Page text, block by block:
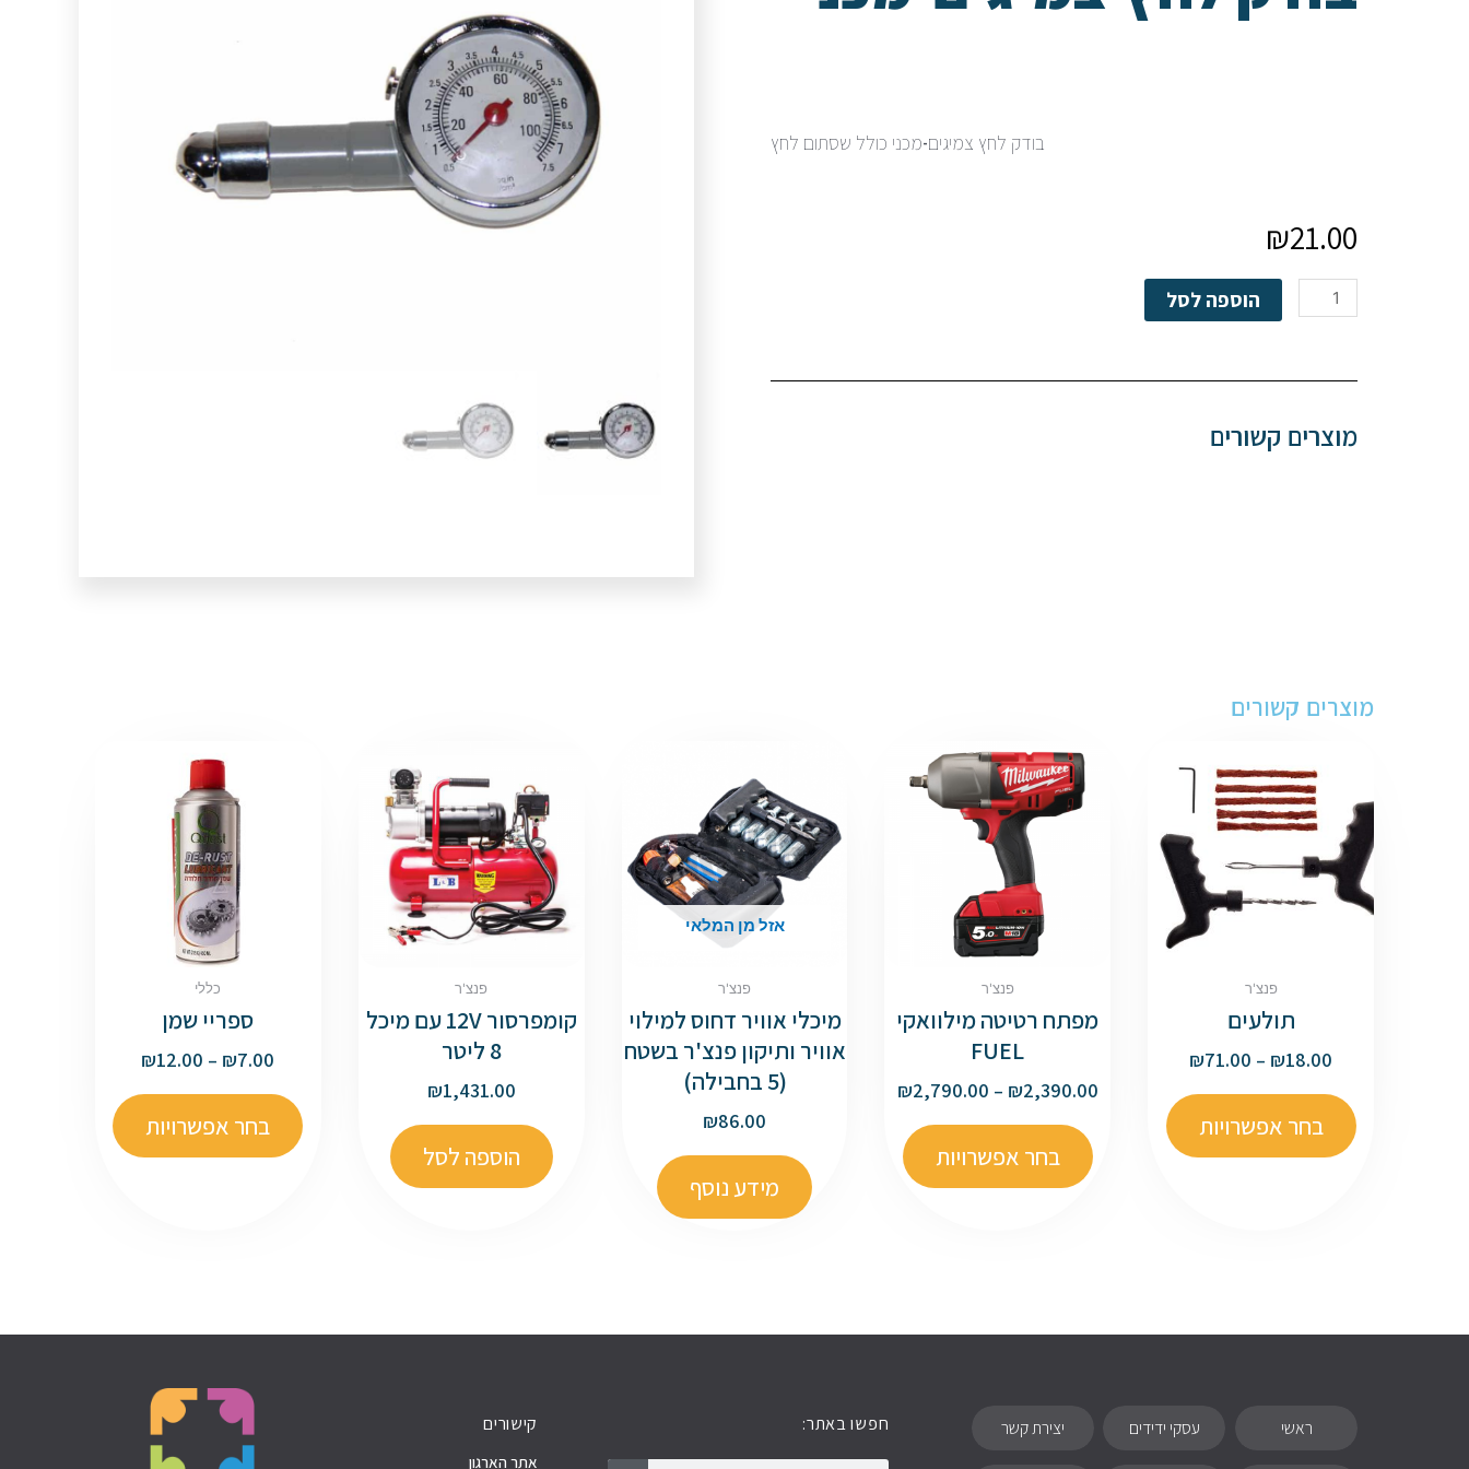
בודק לחץ צמיגים-מכני כולל שסתום לחץ
₪21.00
כמות
של
הוספה לסל
מוצרים קשורים
מוצרים קשורים
פנצ'ר
תולעים
₪18.00
–
₪71.00
בחר אפשרויות
פנצ'ר
מפתח רטיטה מילוואקי
FUEL
₪2,390.00
–
₪2,790.00
בחר אפשרויות
אזל מן המלאי
פנצ'ר
מיכלי אוויר דחוס למילוי
אוויר ותיקון פנצ'ר בשטח
(5 בחבילה)
₪86.00
מידע נוסף
פנצ'ר
קומפרסור 12V עם מיכל
8 ליטר
₪1,431.00
הוספה לסל
כללי
ספריי שמן
₪7.00
–
₪12.00
בחר אפשרויות
ראשי עסקי ידידים יצירת קשר חפשו באתר:
חיפוש
קישורים
אתר הארגון